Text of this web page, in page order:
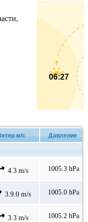
06:27
м/с Давление
4.3 m/s 1005.3 hPa
3.9.0 m/s 1005.0 hPa
3.3 m/s 1005.2 hPa